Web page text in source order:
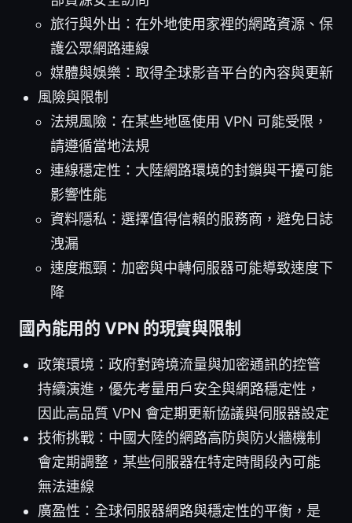
旅行與外出：在外地使用家裡的網路資源、保
護公眾網路連線
媒體與娛樂：取得全球影音平台的內容與更新
風險與限制
法規風險：在某些地區使用 VPN 可能受限，
請遵循當地法規
連線穩定性：大陸網路環境的封鎖與干擾可能
影響性能
資料隱私：選擇值得信賴的服務商，避免日誌
洩漏
速度瓶頸：加密與中轉伺服器可能導致速度下
降
國內能用的 VPN 的現實與限制
政策環境：政府對跨境流量與加密通訊的控管
持續演進，優先考量用戶安全與網路穩定性，
因此高品質 VPN 會定期更新協議與伺服器設定
技術挑戰：中國大陸的網路高防與防火牆機制
會定期調整，某些伺服器在特定時間段內可能
無法連線
廣盈性：全球伺服器網路與穩定性的平衡，是